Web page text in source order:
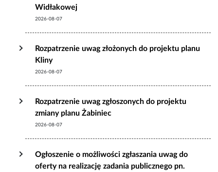
Widłakowej
2026-08-07
Rozpatrzenie uwag złożonych do projektu planu
Kliny
2026-08-07
Rozpatrzenie uwag zgłoszonych do projektu
zmiany planu Żabiniec
2026-08-07
Ogłoszenie o możliwości zgłaszania uwag do
oferty na realizację zadania publicznego pn.